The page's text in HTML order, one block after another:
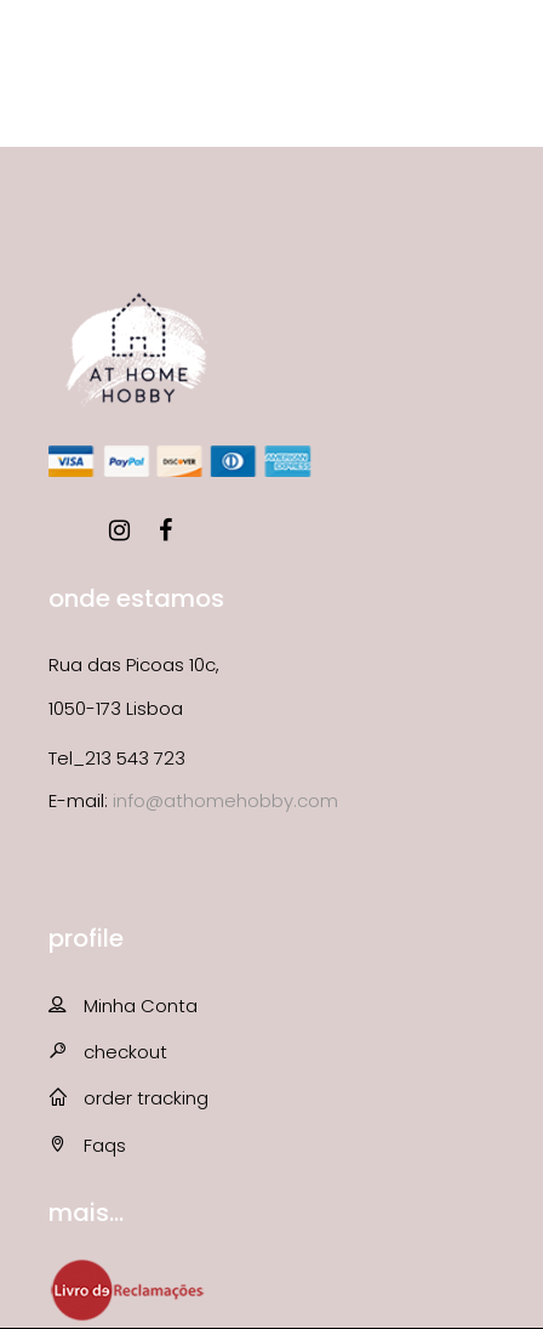
onde estamos
Rua das Picoas 10c,
1050-173 Lisboa
Tel_213 543 723
E-mail: info@athomehobby.com
profile
Minha Conta
checkout
order tracking
Faqs
mais...